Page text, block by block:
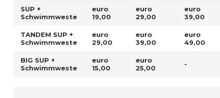
SUP +
Schwimmweste
euro
19,00
euro
29,00
euro
39,00
TANDEM SUP +
Schwimmweste
euro
29,00
euro
39,00
euro
49,00
BIG SUP +
Schwimmweste
euro
15,00
euro
25,00
-